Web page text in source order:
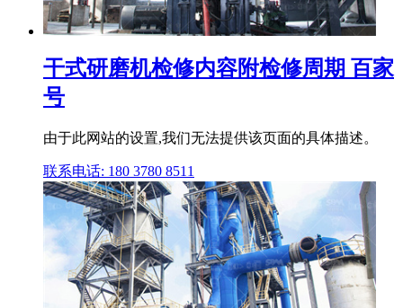
干式研磨机检修内容附检修周期 百家
号
由于此网站的设置,我们无法提供该页面的具体描述。
联系电话: 180 3780 8511